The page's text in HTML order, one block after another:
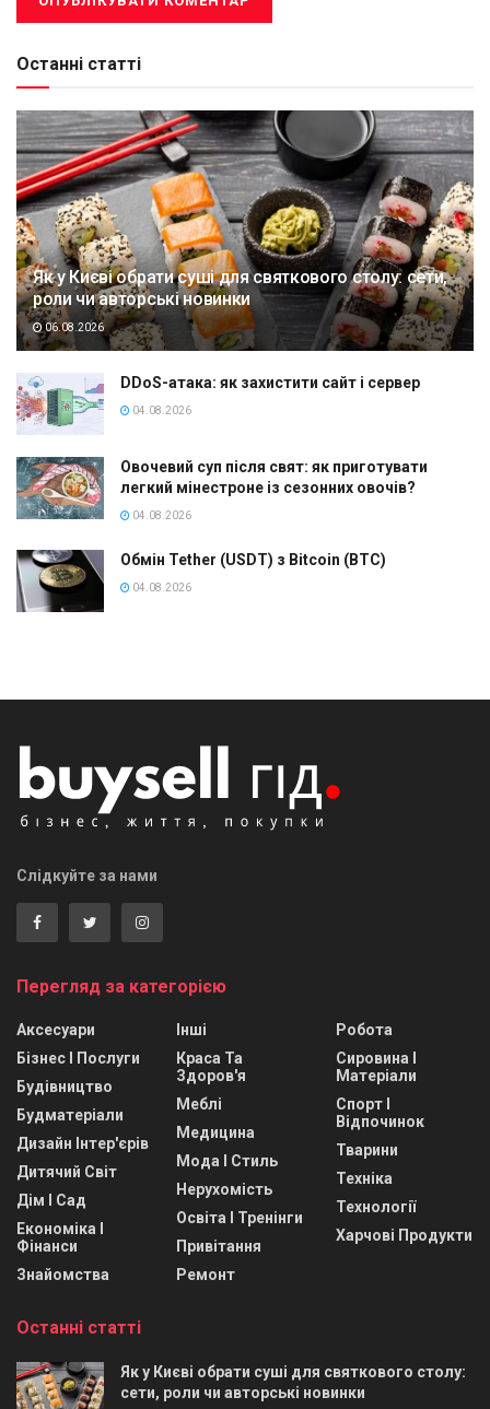
Останні статті
Як у Києві обрати суші для святкового столу: сети,
роли чи авторські новинки
06.08.2026
DDoS-атака: як захистити сайт і сервер
04.08.2026
Овочевий суп після свят: як приготувати
легкий мінестроне із сезонних овочів?
04.08.2026
Обмін Tether (USDT) з Bitcoin (BTC)
04.08.2026
Слідкуйте за нами
Перегляд за категорією
Аксесуари
Бізнес І Послуги
Будівництво
Будматеріали
Дизайн Інтер'єрів
Дитячий Світ
Дім І Сад
Економіка І
Фінанси
Знайомства
Інші
Краса Та
Здоров'я
Меблі
Медицина
Мода І Стиль
Нерухомість
Освіта І Тренінги
Привітання
Ремонт
Робота
Сировина І
Матеріали
Спорт І
Відпочинок
Тварини
Техніка
Технології
Харчові Продукти
Останні статті
Як у Києві обрати суші для святкового столу:
сети, роли чи авторські новинки